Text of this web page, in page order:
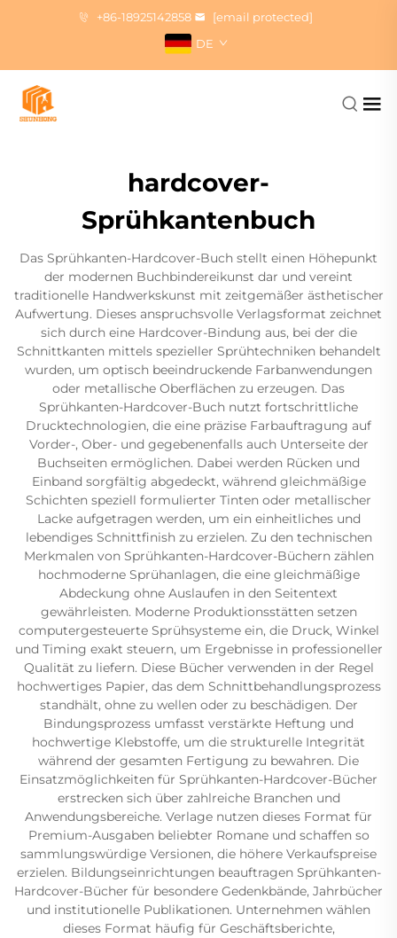
+86-18925142858
[email protected]
DE
hardcover-
Sprühkantenbuch
Das Sprühkanten-Hardcover-Buch stellt einen Höhepunkt
der modernen Buchbindereikunst dar und vereint
traditionelle Handwerkskunst mit zeitgemäßer ästhetischer
Aufwertung. Dieses anspruchsvolle Verlagsformat zeichnet
sich durch eine Hardcover-Bindung aus, bei der die
Schnittkanten mittels spezieller Sprühtechniken behandelt
wurden, um optisch beeindruckende Farbanwendungen
oder metallische Oberflächen zu erzeugen. Das
Sprühkanten-Hardcover-Buch nutzt fortschrittliche
Drucktechnologien, die eine präzise Farbauftragung auf
Vorder-, Ober- und gegebenenfalls auch Unterseite der
Buchseiten ermöglichen. Dabei werden Rücken und
Einband sorgfältig abgedeckt, während gleichmäßige
Schichten speziell formulierter Tinten oder metallischer
Lacke aufgetragen werden, um ein einheitliches und
lebendiges Schnittfinish zu erzielen. Zu den technischen
Merkmalen von Sprühkanten-Hardcover-Büchern zählen
hochmoderne Sprühanlagen, die eine gleichmäßige
Abdeckung ohne Auslaufen in den Seitentext
gewährleisten. Moderne Produktionsstätten setzen
computergesteuerte Sprühsysteme ein, die Druck, Winkel
und Timing exakt steuern, um Ergebnisse in professioneller
Qualität zu liefern. Diese Bücher verwenden in der Regel
hochwertiges Papier, das dem Schnittbehandlungsprozess
standhält, ohne zu wellen oder zu beschädigen. Der
Bindungsprozess umfasst verstärkte Heftung und
hochwertige Klebstoffe, um die strukturelle Integrität
während der gesamten Fertigung zu bewahren. Die
Einsatzmöglichkeiten für Sprühkanten-Hardcover-Bücher
erstrecken sich über zahlreiche Branchen und
Anwendungsbereiche. Verlage nutzen dieses Format für
Premium-Ausgaben beliebter Romane und schaffen so
sammlungswürdige Versionen, die höhere Verkaufspreise
erzielen. Bildungseinrichtungen beauftragen Sprühkanten-
Hardcover-Bücher für besondere Gedenkbände, Jahrbücher
und institutionelle Publikationen. Unternehmen wählen
dieses Format häufig für Geschäftsberichte,